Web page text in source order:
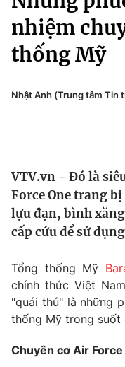
Chính trị
Xã hội
Pháp luật
Thế giới
Tin tức
Thế giới đó đây
Câu chuyện quốc tế
Kinh tế
Thị trường
Góc doanh nghiệp
Dữ liệu và đời sống
Truyền hình
Giải trí
Thể thao
Truyền hình
Văn hóa - Giải trí
Y tế
Công nghệ
nhiệm
thống Mỹ
Nhật Anh (Trung tâm Tin
VTV.vn - Đó là
Force One trang
lựu đạn, bình
cấp cứu để sử
Tổng thống Mỹ
chính thức Việt
"quái thú" là những
thống Mỹ trong suốt
Chuyên cơ Air Force